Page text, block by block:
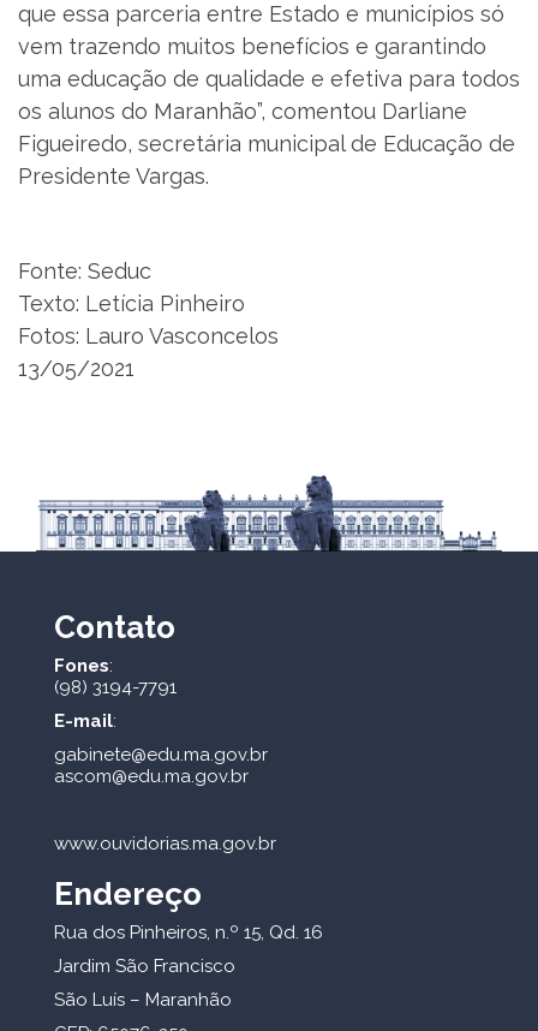
que essa parceria entre Estado e municípios só
vem trazendo muitos benefícios e garantindo
uma educação de qualidade e efetiva para todos
os alunos do Maranhão”, comentou Darliane
Figueiredo, secretária municipal de Educação de
Presidente Vargas.
Fonte: Seduc
Texto: Letícia Pinheiro
Fotos: Lauro Vasconcelos
13/05/2021
Contato
Fones:
(98) 3194-7791
E-mail:
gabinete@edu.ma.gov.br
ascom@edu.ma.gov.br
www.ouvidorias.ma.gov.br
Endereço
Rua dos Pinheiros, n.º 15, Qd. 16
Jardim São Francisco
São Luís – Maranhão